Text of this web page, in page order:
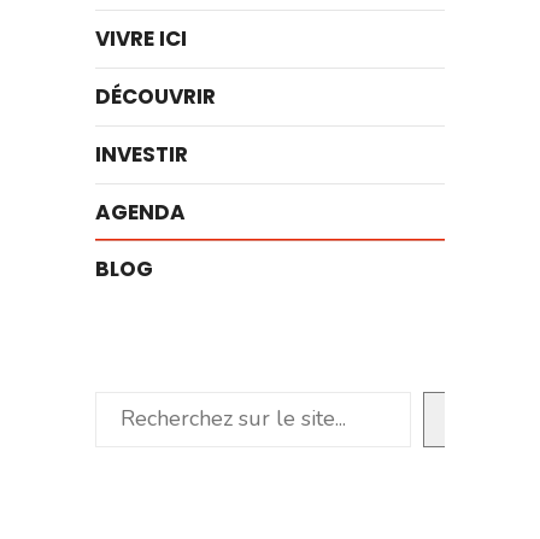
VIVRE ICI
DÉCOUVRIR
INVESTIR
AGENDA
BLOG
Rechercher